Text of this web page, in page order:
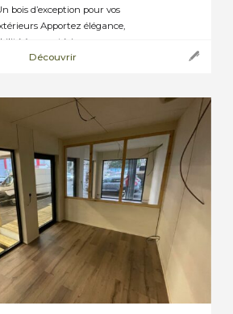
bois d’exception pour vos
Apportez élégance,
à vos extérieurs avec nos
Cumaru, une essence
naturelle et
[…]
Découvrir